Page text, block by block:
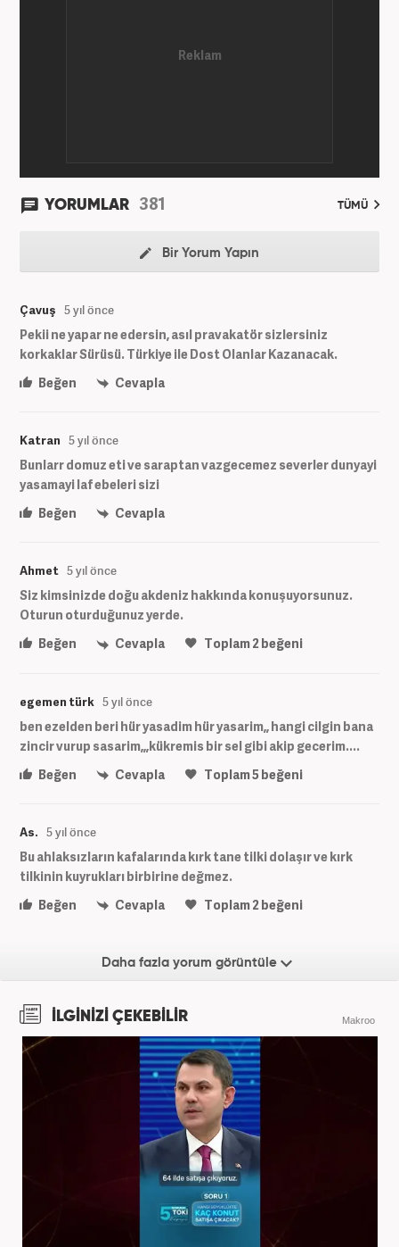
YORUMLAR 381 TÜMÜ
Bir Yorum Yapın
Çavuş 5 yıl önce
Pekii ne yapar ne edersin, asıl pravakatör sizlersiniz
korkaklar Sürüsü. Türkiye ile Dost Olanlar Kazanacak.
Beğen
Cevapla
Katran 5 yıl önce
Bunlarr domuz eti ve saraptan vazgecemez severler dunyayi
yasamayi laf ebeleri sizi
Beğen
Cevapla
Ahmet 5 yıl önce
Siz kimsinizde doğu akdeniz hakkında konuşuyorsunuz.
Oturun oturduğunuz yerde.
Beğen
Cevapla Toplam2beğeni
egemen türk 5 yıl önce
ben ezelden beri hür yasadim hür yasarim,, hangi cilgin bana
zincir vurup sasarim,,,kükremis bir sel gibi akip gecerim....
Beğen
Cevapla Toplam5beğeni
As. 5 yıl önce
Bu ahlaksızların kafalarında kırk tane tilki dolaşır ve kırk
tilkinin kuyrukları birbirine değmez.
Beğen
Cevapla Toplam2beğeni
Daha fazla yorum görüntüle
İLGİNİZİ ÇEKEBİLİR Makroo